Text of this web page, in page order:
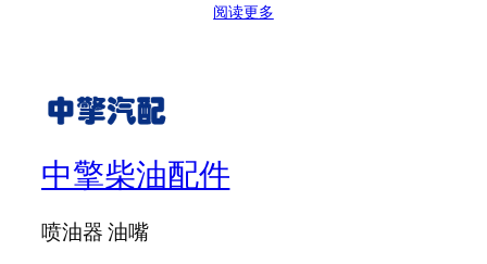
阅读更多
中擎柴油配件
喷油器 油嘴